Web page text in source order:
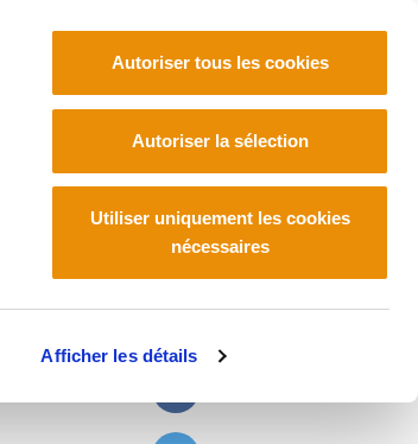
Afficher les détails
Autoriser tous les cookies
Autoriser la sélection
Utiliser uniquement les cookies
nécessaires